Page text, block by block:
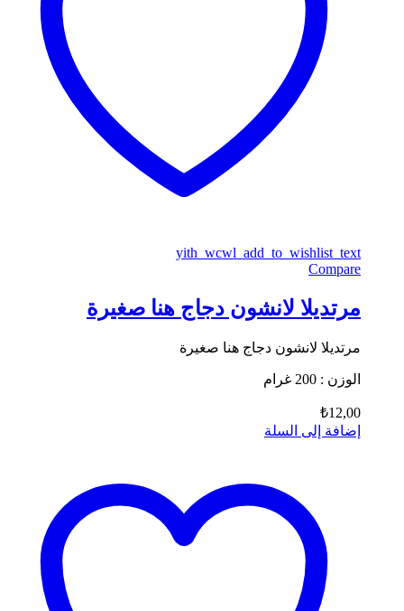
yith_wcwl_add_to_wishlist_text
Compare
مرتديلا لانشون دجاج هنا صغيرة
مرتديلا لانشون دجاج هنا صغيرة
الوزن : 200 غرام
₺12,00
إضافة إلى السلة